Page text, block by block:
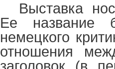
Выставка
Ее название
немецкого
отношения